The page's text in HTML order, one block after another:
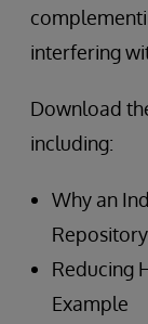
interfering
Download
including:
Why an
Reducing
Example